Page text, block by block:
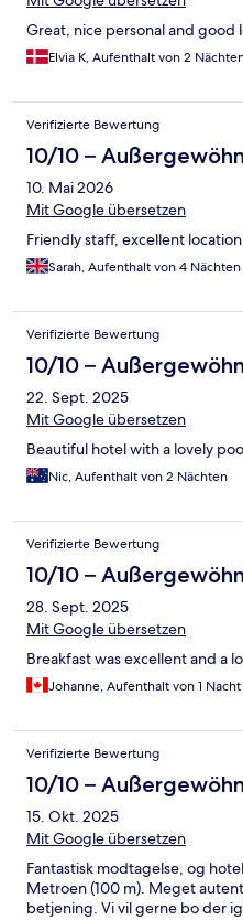
Great, nice personal and good
Elvia K, Aufenthalt von 2
Verifizierte Bewertung
10/10 –
10. Mai 2026
Mit Google übersetzen
Friendly staff, excellent
Sarah, Aufenthalt von 4 Nächten
Verifizierte Bewertung
10/10 –
22. Sept. 2025
Mit Google übersetzen
Beautiful hotel with a lovely
Nic, Aufenthalt von 2 Nächten
Verifizierte Bewertung
10/10 –
28. Sept. 2025
Mit Google übersetzen
Breakfast was excellent and a
Johanne, Aufenthalt von 1 Nacht
Verifizierte Bewertung
10/10 –
15. Okt. 2025
Mit Google übersetzen
Fantastisk modtagelse, og
Metroen (100 m). Meget
betjening. Vi vil gerne bo der